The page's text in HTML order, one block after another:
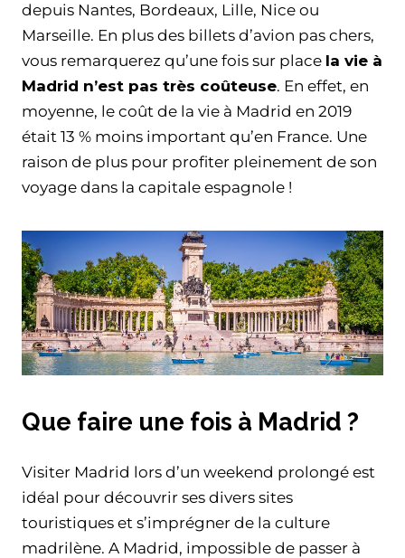
depuis Nantes, Bordeaux, Lille, Nice ou
Marseille. En plus des billets d’avion pas chers,
vous remarquerez qu’une fois sur place la vie à
Madrid n’est pas très coûteuse. En effet, en
moyenne, le coût de la vie à Madrid en 2019
était 13 % moins important qu’en France. Une
raison de plus pour profiter pleinement de son
voyage dans la capitale espagnole !
Que faire une fois à Madrid ?
Visiter Madrid lors d’un weekend prolongé est
idéal pour découvrir ses divers sites
touristiques et s’imprégner de la culture
madrilène. A Madrid, impossible de passer à